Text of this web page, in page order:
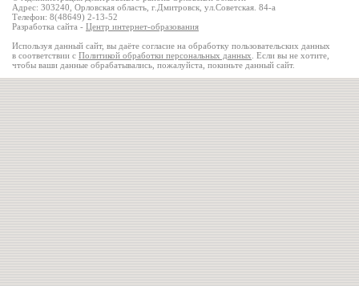
Адрес: 303240, Орловская область, г.Дмитровск, ул.Советская. 84-а
Телефон: 8(48649) 2-13-52
Разработка сайта - Центр интернет-образования
Используя данный сайт, вы даёте согласие на обработку пользовательских данных
в соответствии с Политикой обработки персональных данных . Если вы не хотите,
чтобы ваши данные обрабатывались, пожалуйста, покиньте данный сайт.